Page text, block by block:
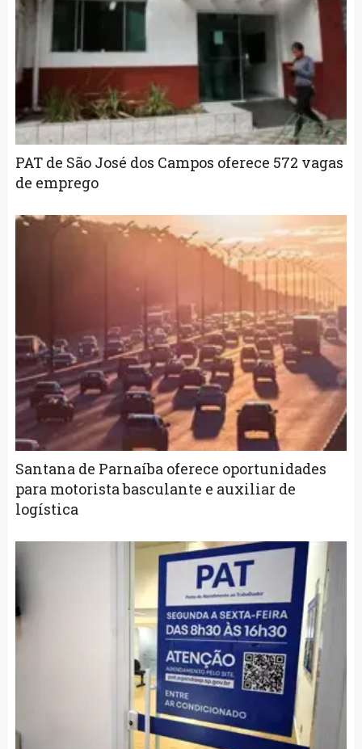
PAT de São José dos Campos oferece 572 vagas
de emprego
Santana de Parnaíba oferece oportunidades
para motorista basculante e auxiliar de
logística